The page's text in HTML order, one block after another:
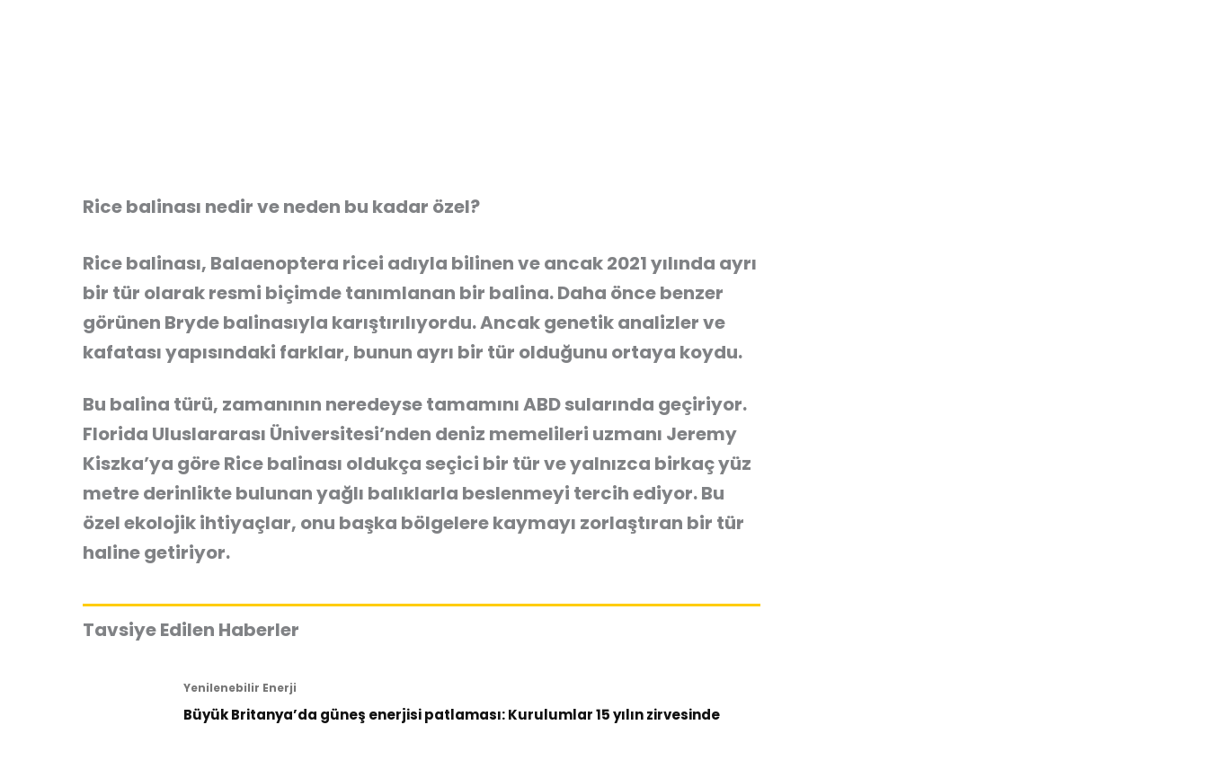
Rice balinası nedir ve neden bu kadar özel?
Rice balinası, Balaenoptera ricei adıyla bilinen ve ancak 2021 yılında ayrı
bir tür olarak resmi biçimde tanımlanan bir balina. Daha önce benzer
görünen Bryde balinasıyla karıştırılıyordu. Ancak genetik analizler ve
kafatası yapısındaki farklar, bunun ayrı bir tür olduğunu ortaya koydu.
Bu balina türü, zamanının neredeyse tamamını ABD sularında geçiriyor.
Florida Uluslararası Üniversitesi’nden deniz memelileri uzmanı Jeremy
Kiszka’ya göre Rice balinası oldukça seçici bir tür ve yalnızca birkaç yüz
metre derinlikte bulunan yağlı balıklarla beslenmeyi tercih ediyor. Bu
özel ekolojik ihtiyaçlar, onu başka bölgelere kaymayı zorlaştıran bir tür
haline getiriyor.
Tavsiye Edilen Haberler
Yenilenebilir Enerji
Büyük Britanya’da güneş enerjisi patlaması: Kurulumlar 15 yılın zirvesinde